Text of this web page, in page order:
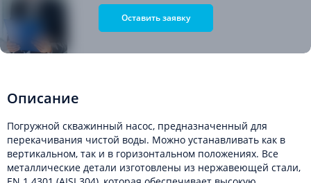
Оставить заявку
Описание
Погружной скважинный насос, предназначенный для
перекачивания чистой воды. Можно устанавливать как в
вертикальном, так и в горизонтальном положениях. Все
металлические детали изготовлены из нержавеющей стали,